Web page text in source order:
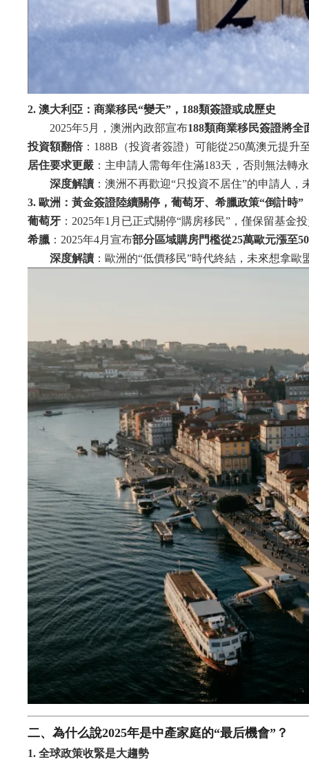
2. 澳大利亞：商業移民“變天”，188類簽證或成歷史
2025年5月，澳洲內政部宣布188類商業移民簽證將全
投資額翻倍：188B（投資者簽證）可能從250萬澳元提升
居住要求更嚴 ：主申請人需每年住滿183天，否則無法轉
深度解讀 ：澳洲不再歡迎“只投資不居住”的申請人
3. 歐洲：黃金簽證陸續關停，葡萄牙、希臘政策“倒計時”
葡萄牙 ：2025年1月已正式關停“購房移民”，僅保留基金
希臘 ：2025年4月宣布部分區域購房門檻從25萬歐元漲至
深度解讀 ：歐洲的“低價移民”時代終結，未來想拿
二、為什么說2025年是中產家庭的“最后機會”？
1. 全球政策收緊是大趨勢